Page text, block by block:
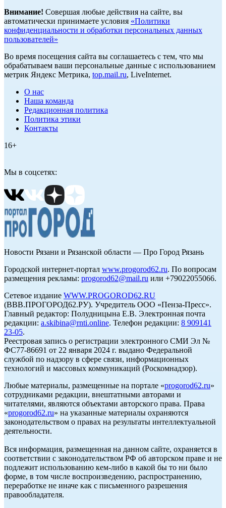
Внимание! Совершая любые действия на сайте, вы
автоматически принимаете условия «Политики
конфиденциальности и обработки персональных данных
пользователей»
Во время посещения сайта вы соглашаетесь с тем, что мы
обрабатываем ваши персональные данные с использованием
метрик Яндекс Метрика, top.mail.ru, LiveInternet.
О нас
Наша команда
Редакционная политика
Политика этики
Контакты
16+
Мы в соцсетях:
Новости Рязани и Рязанской области — Про Город Рязань
Городской интернет-портал www.progorod62.ru. По вопросам
размещения рекламы: progorod62@mail.ru или +79022055066.
Сетевое издание WWW.PROGOROD62.RU
(ВВВ.ПРОГОРОД62.РУ). Учредитель ООО «Пенза-Пресс».
Главный редактор: Полудницына Е.В. Электронная почта
редакции: a.skibina@rnti.online. Телефон редакции: 8 909141
23-05.
Реестровая запись о регистрации электронного СМИ Эл №
ФС77-86691 от 22 января 2024 г. выдано Федеральной
службой по надзору в сфере связи, информационных
технологий и массовых коммуникаций (Роскомнадзор).
Любые материалы, размещенные на портале «progorod62.ru»
сотрудниками редакции, внештатными авторами и
читателями, являются объектами авторского права. Права
«progorod62.ru» на указанные материалы охраняются
законодательством о правах на результаты интеллектуальной
деятельности.
Вся информация, размещенная на данном сайте, охраняется в
соответствии с законодательством РФ об авторском праве и не
подлежит использованию кем-либо в какой бы то ни было
форме, в том числе воспроизведению, распространению,
переработке не иначе как с письменного разрешения
правообладателя.